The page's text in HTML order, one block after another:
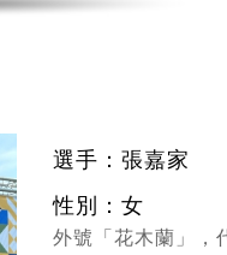
選手：張嘉家
性別：女
外號「花木蘭」，